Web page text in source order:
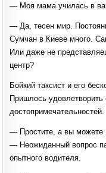
— Моя мама училась в
— Да, тесен мир.
Сумчан в Киеве много.
Или даже не
центр?
Бойкий таксист и его
Пришлось
достопримечательностей.
— Простите, а вы можете
— Неожиданный вопрос
опытного водителя.